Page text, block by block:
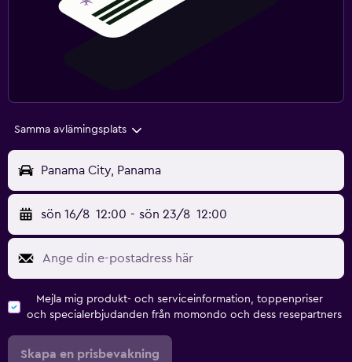
Samma avlämingsplats
Panama City, Panama
sön 16/8 12:00 - sön 23/8 12:00
Mejla mig produkt- och serviceinformation, toppenpriser
och specialerbjudanden från momondo och dess resepartners
Skapa en prisbevakning